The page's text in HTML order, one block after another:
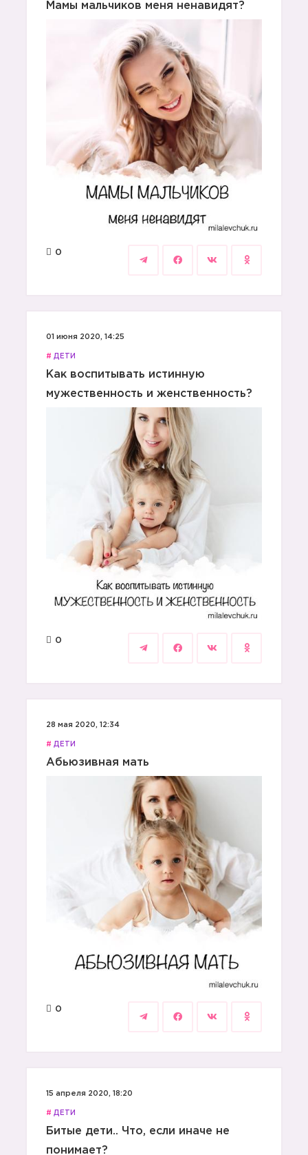
Мамы мальчиков меня ненавидят?
0
01 июня 2020, 14:25
# ДЕТИ
Как воспитывать истинную
мужественность и женственность?
0
28 мая 2020, 12:34
# ДЕТИ
Абьюзивная мать
0
15 апреля 2020, 18:20
# ДЕТИ
Битые дети.. Что, если иначе не
понимает?